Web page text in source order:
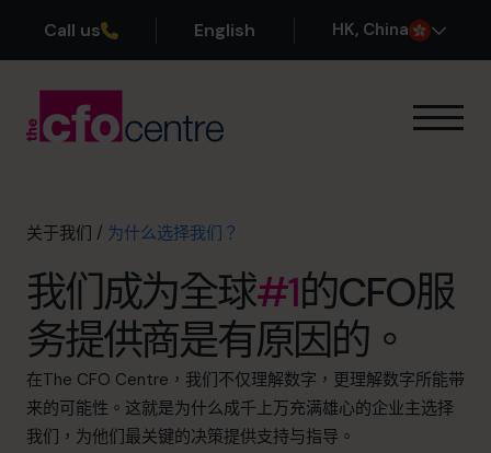
Call us English HK, China
我们的首席财务官
关于我们
我们的创始人
为什么选择我们？
我们的领导团队
发展历程
加入团队
关于我们 / 为什么选择我们？
我们成为全球#1的CFO服
务提供商是有原因的。
在The CFO Centre，我们不仅理解数字，更理解数字所能带
来的可能性。这就是为什么成千上万充满雄心的企业主选择
我们，为他们最关键的决策提供支持与指导。